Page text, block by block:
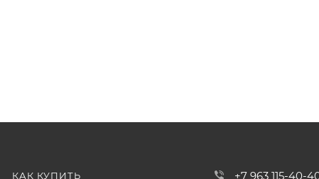
КАК КУПИТЬ +7 963 115-40-